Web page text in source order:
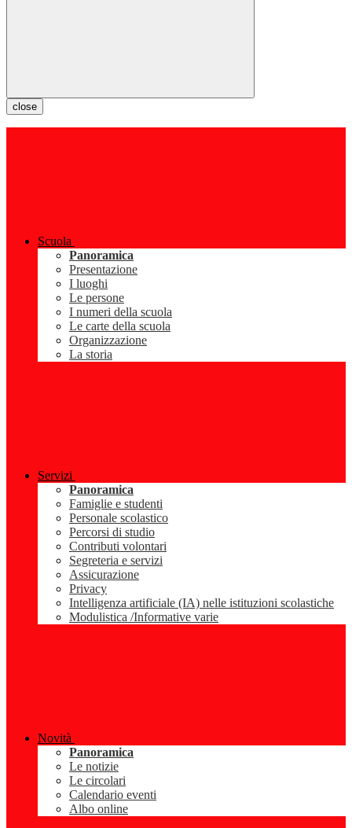
close
Scuola
Panoramica
Presentazione
I luoghi
Le persone
I numeri della scuola
Le carte della scuola
Organizzazione
La storia
Servizi
Panoramica
Famiglie e studenti
Personale scolastico
Percorsi di studio
Contributi volontari
Segreteria e servizi
Assicurazione
Privacy
Intelligenza artificiale (IA) nelle istituzioni scolastiche
Modulistica /Informative varie
Novità
Panoramica
Le notizie
Le circolari
Calendario eventi
Albo online